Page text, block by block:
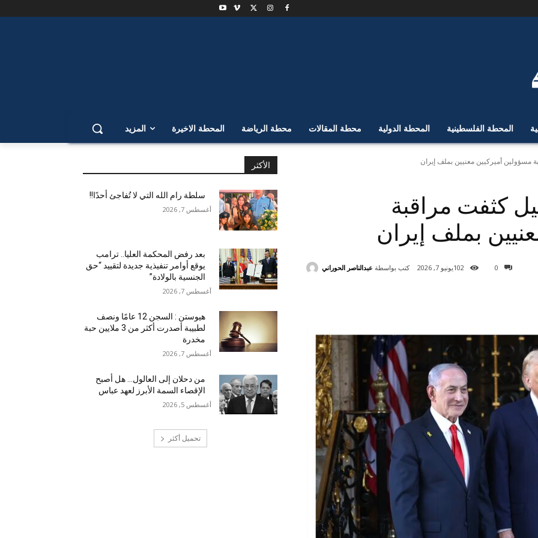
المحطة الفلسطينية المحطة الدولية محطة المقالات محطة الرياضة المحطة الاخيرة المزيد
الأكثر
سلطة رام الله التي لا تُفاجئ أحدًا!!
أغسطس 7, 2026
بعد رفض المحكمة العليا.. ترامب
يوقع أوامر تنفيذية جديدة لتقييد “حق
الجنسية بالولادة”
أغسطس 7, 2026
هيوستن : السجن 12 عامًا ونصف
لطبيبة أصدرت أكثر من 3 ملايين حبة
مخدرة
أغسطس 7, 2026
من دحلان إلى العالول… هل أصبح
الإقصاء السمة الأبرز لعهد عباس
أغسطس 5, 2026
تحميل أكثر
مسؤولين أميركيين معنيين بملف إيران
كثفت مراقبة
بملف إيران
0
102يونيو 7, 2026 كتب بواسطة عبدالناصر الحوراني